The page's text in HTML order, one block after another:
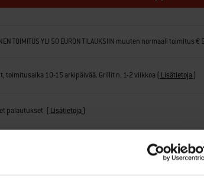
TOIMITUS YLI 50 EURON TILAUKSIIN muuten normaali toimitus €
toimitusaika 10-15 arkipäivää. Grillit n. 1-2 viikkoa ( Lisätietoja )
palautukset ( Lisätietoja )
*Eri takuuaika yksittäisille osille. Katso